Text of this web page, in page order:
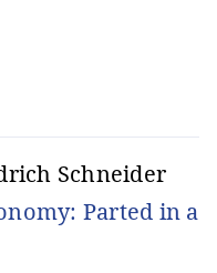
Schneider
Parted in a